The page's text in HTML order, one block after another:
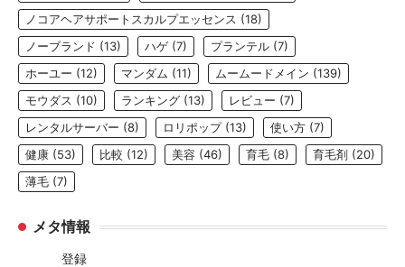
ノコアヘアサポートスカルプエッセンス (18)
ノーブランド (13) ハゲ (7) プランテル (7)
ホーユー (12) マンダム (11) ムームードメイン (139)
モウダス (10) ランキング (13) レビュー (7)
レンタルサーバー (8) ロリポップ(13) 使い方 (7)
健康 (53) 比較 (12) 美容 (46) 育毛 (8) 育毛剤 (20)
薄毛 (7)
メタ情報
登録